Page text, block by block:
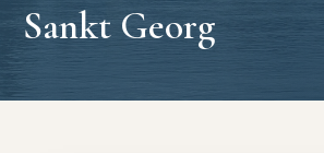
Sankt Georg